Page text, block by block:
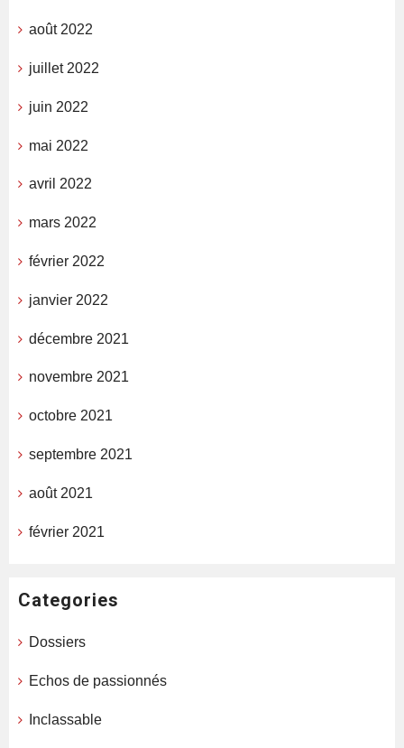
août 2022
juillet 2022
juin 2022
mai 2022
avril 2022
mars 2022
février 2022
janvier 2022
décembre 2021
novembre 2021
octobre 2021
septembre 2021
août 2021
février 2021
Categories
Dossiers
Echos de passionnés
Inclassable